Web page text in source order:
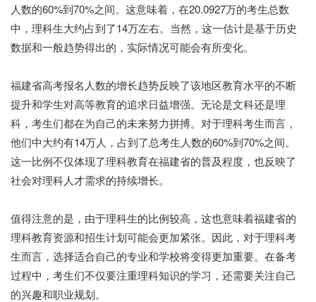
人数的60%到70%之间。这意味着，在20.0927万的考生总数
中，理科生大约占到了14万左右。当然，这一估计是基于历史
数据和一般趋势得出的，实际情况可能会有所变化。
福建省高考报名人数的增长趋势反映了该地区教育水平的不断
提升和学生对高等教育的追求日益增强。无论是文科还是理
科，考生们都在为自己的未来努力拼搏。对于理科考生而言，
他们中大约有14万人，占到了总考生人数的60%到70%之间。
这一比例不仅体现了理科教育在福建省的普及程度，也反映了
社会对理科人才需求的持续增长。
值得注意的是，由于理科生的比例较高，这也意味着福建省的
理科教育资源和招生计划可能会更加紧张。因此，对于理科考
生而言，选择适合自己的专业和学校将变得更加重要。在备考
过程中，考生们不仅要注重理科知识的学习，还需要关注自己
的兴趣和职业规划。